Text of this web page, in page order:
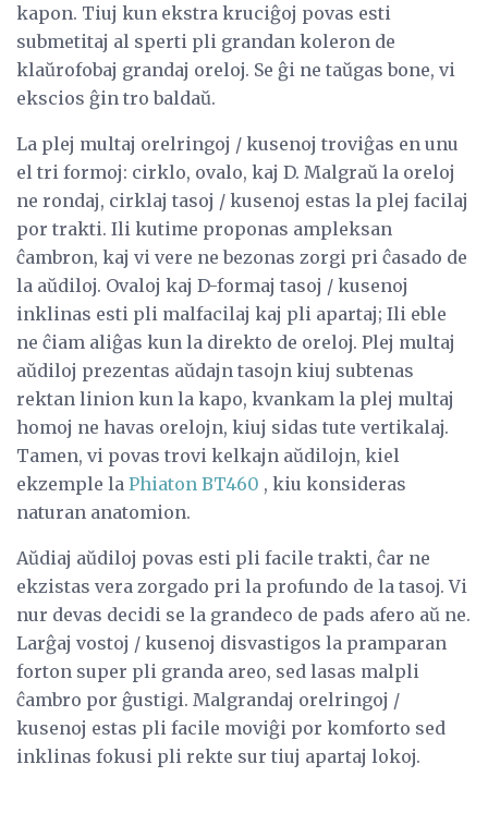
kapon. Tiuj kun ekstra kruciĝoj povas esti
submetitaj al sperti pli grandan koleron de
klaŭrofobaj grandaj oreloj. Se ĝi ne taŭgas bone, vi
ekscios ĝin tro baldaŭ.
La plej multaj orelringoj / kusenoj troviĝas en unu
el tri formoj: cirklo, ovalo, kaj D. Malgraŭ la oreloj
ne rondaj, cirklaj tasoj / kusenoj estas la plej facilaj
por trakti. Ili kutime proponas ampleksan
ĉambron, kaj vi vere ne bezonas zorgi pri ĉasado de
la aŭdiloj. Ovaloj kaj D-formaj tasoj / kusenoj
inklinas esti pli malfacilaj kaj pli apartaj; Ili eble
ne ĉiam aliĝas kun la direkto de oreloj. Plej multaj
aŭdiloj prezentas aŭdajn tasojn kiuj subtenas
rektan linion kun la kapo, kvankam la plej multaj
homoj ne havas orelojn, kiuj sidas tute vertikalaj.
Tamen, vi povas trovi kelkajn aŭdilojn, kiel
ekzemple la Phiaton BT460 , kiu konsideras
naturan anatomion.
Aŭdiaj aŭdiloj povas esti pli facile trakti, ĉar ne
ekzistas vera zorgado pri la profundo de la tasoj. Vi
nur devas decidi se la grandeco de pads afero aŭ ne.
Larĝaj vostoj / kusenoj disvastigos la pramparan
forton super pli granda areo, sed lasas malpli
ĉambro por ĝustigi. Malgrandaj orelringoj /
kusenoj estas pli facile moviĝi por komforto sed
inklinas fokusi pli rekte sur tiuj apartaj lokoj.